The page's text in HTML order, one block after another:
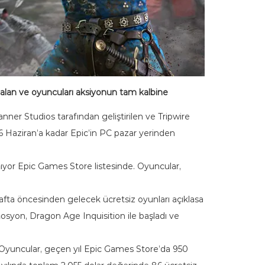
ve oyuncuları aksiyonun tam kalbine
Studios tarafından geliştirilen ve Tripwire
kadar Epic’in PC pazar yerinden
Epic Games Store listesinde. Oyuncular,
öncesinden gelecek ücretsiz oyunları açıklasa
Dragon Age Inquisition ile başladı ve
geçen yıl Epic Games Store’da 950